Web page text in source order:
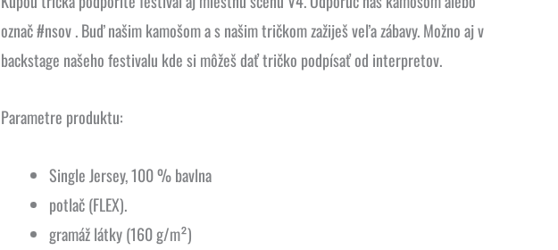
označ #nsov . Buď našim kamošom a s našim tričkom zažiješ veľa zábavy. Možno aj v
backstage našeho festivalu kde si môžeš dať tričko podpísať od interpretov.
Parametre produktu:
Single Jersey, 100 % bavlna
potlač (FLEX).
gramáž látky (160 g/m²)